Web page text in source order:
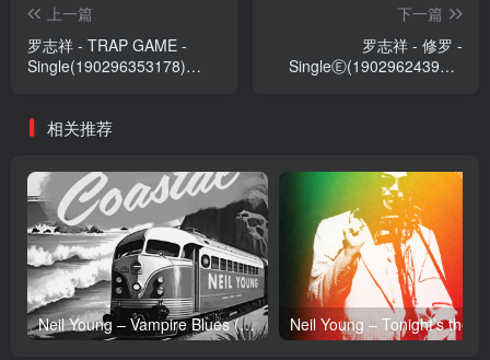
上一篇
罗志祥 - TRAP GAME -
Single(190296353178)
下一篇
罗志祥 - 修罗 -
SingleⒺ(190296243974)
相关推荐
Neil Young – Vampire Blues (Live) – Single(054391239303)【24bit／96.0kHz】土耳其区